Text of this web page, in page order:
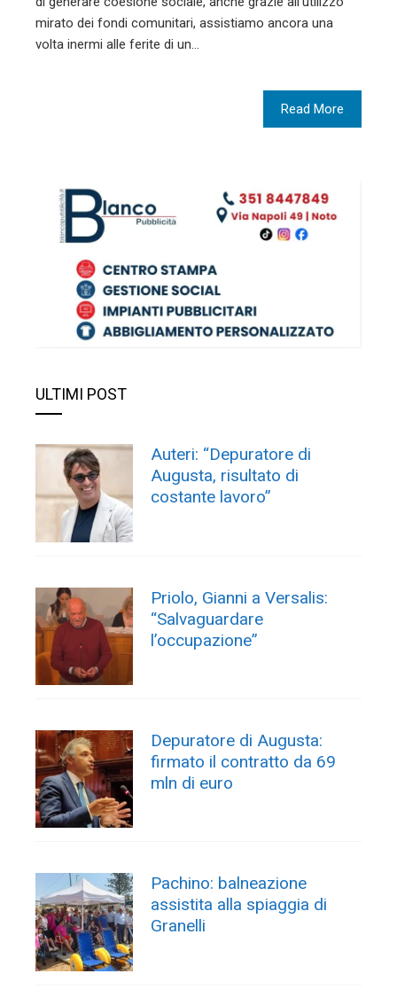
mirato dei fondi comunitari, assistiamo ancora una
volta inermi alle ferite di un…
Read More
ULTIMI POST
Auteri: “Depuratore di
Augusta, risultato di
costante lavoro”
Priolo, Gianni a Versalis:
“Salvaguardare
l’occupazione”
Depuratore di Augusta:
firmato il contratto da 69
mln di euro
Pachino: balneazione
assistita alla spiaggia di
Granelli